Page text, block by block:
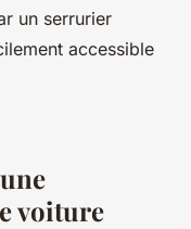
un serrurier
accessible
voiture